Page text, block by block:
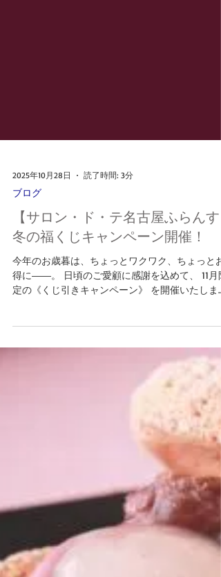
2025年10月28日
読了時間: 3分
ブログ
【サロン・ド・テ名古屋ふらんす
得に――。 日頃のご愛顧に感謝を込めて、 11月
定の《くじ引きキャンペーン》 を開催いたしま
す！ 大切な方への贈り物を選ぶこの季節、運試
気分でお買い物をお楽しみください🎁 【くじ引
キャンペーン概要】 期間：2025年11月1日（土）
11月30日（日） 対象：物販商品を税込3,000円お
い上げごとに「くじ引き」1回！ ※物販商品は、
持ち帰り商品のみが対象です。カフェでのご飲食
は対象外となります。 【景品のご紹介】 ＼空く
なし╱運試しで当たるうれしい景品はこちら！
ヌールコネクティ 1個 or ボヌールコネクティ 2個
or 名古屋ふらんす 1個 ＼ お歳暮・お手土産にぴ
たり！おすすめ商品 ／ お歳暮や年末年始のご挨
にも喜ばれる、 アーモンドの焼き菓子ギフトを
類豊富に取り揃えています。 ★ ボヌール コネク